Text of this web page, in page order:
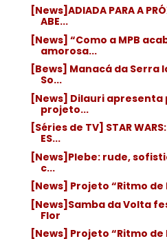
[News]ADIADA PARA A
ABE...
[News] “Como a MPB
amorosa...
[Bews] Manacá da Serra
So...
[News] Dilauri
projeto...
[Séries de TV] STAR
ES...
[News]Plebe: rude,
c...
[News] Projeto “Ritmo de
[News]Samba da Volta
Flor
[News] Projeto “Ritmo de